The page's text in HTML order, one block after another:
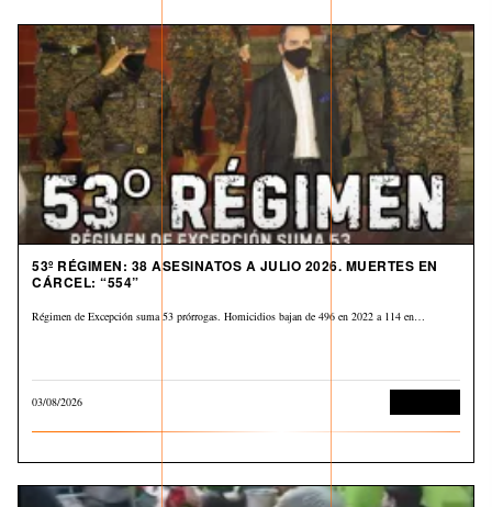
53º RÉGIMEN: 38 ASESINATOS A JULIO 2026. MUERTES EN
CÁRCEL: “554”
Régimen de Excepción suma 53 prórrogas. Homicidios bajan de 496 en 2022 a 114 en…
03/08/2026